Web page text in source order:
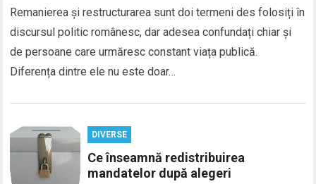
Remanierea și restructurarea sunt doi termeni des folosiți în
discursul politic românesc, dar adesea confundați chiar și
de persoane care urmăresc constant viața publică.
Diferența dintre ele nu este doar…
DIVERSE
Ce înseamnă redistribuirea
mandatelor după alegeri